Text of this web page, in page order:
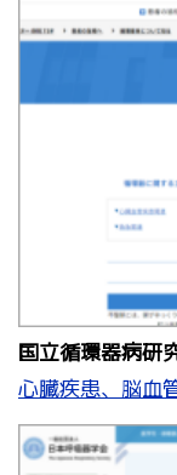
国立循環器病研
心臓疾患、脳血